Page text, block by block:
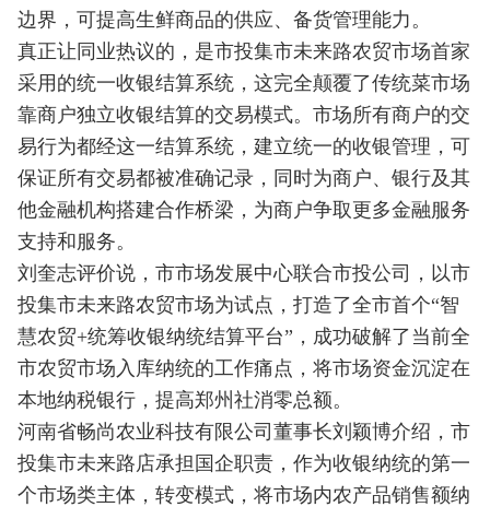
边界，可提高生鲜商品的供应、备货管理能力。
真正让同业热议的，是市投集市未来路农贸市场首家
采用的统一收银结算系统，这完全颠覆了传统菜市场
靠商户独立收银结算的交易模式。市场所有商户的交
易行为都经这一结算系统，建立统一的收银管理，可
保证所有交易都被准确记录，同时为商户、银行及其
他金融机构搭建合作桥梁，为商户争取更多金融服务
支持和服务。
刘奎志评价说，市市场发展中心联合市投公司，以市
投集市未来路农贸市场为试点，打造了全市首个“智
慧农贸+统筹收银纳统结算平台”，成功破解了当前全
市农贸市场入库纳统的工作痛点，将市场资金沉淀在
本地纳税银行，提高郑州社消零总额。
河南省畅尚农业科技有限公司董事长刘颖博介绍，市
投集市未来路店承担国企职责，作为收银纳统的第一
个市场类主体，转变模式，将市场内农产品销售额纳